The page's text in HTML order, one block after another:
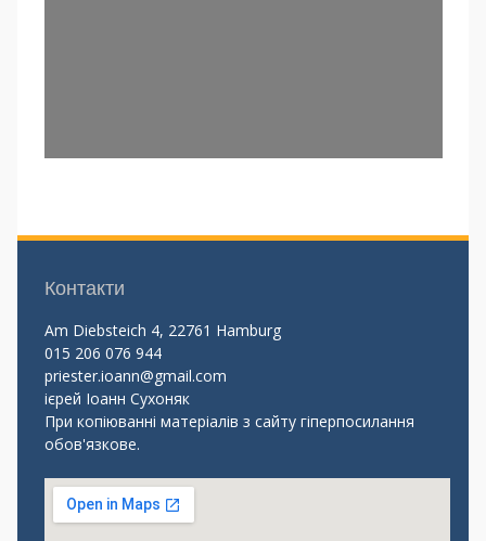
Контакти
Am Diebsteich 4, 22761 Hamburg
015 206 076 944
priester.ioann@gmail.com
ієрей Іоанн Сухоняк
При копіюванні матеріалів з сайту гіперпосилання
обов'язкове.